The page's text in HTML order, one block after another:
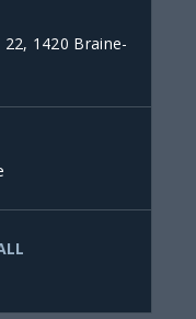
1420 Braine-